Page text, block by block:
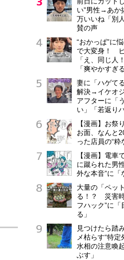
埼玉県 熊谷市
正社員
月給32万5,000円～
い”男性→あ
万いいね「別
賛の声
“おかっぱ”に
で大変身！
「え、同じ人
「爽やかすぎ
妻に「ハゲて
解決→イケオ
アフターに「
い」「若返り
【漫画】お祭
お面、なんと
った店員の“粋
【漫画】電車
に蹴られた男
外な本音”に「
大量の「ペッ
る！？ 災害時
フハック”に
る」
見つけたら踏
メ枯らす“特
水相の注意喚
ぶす」